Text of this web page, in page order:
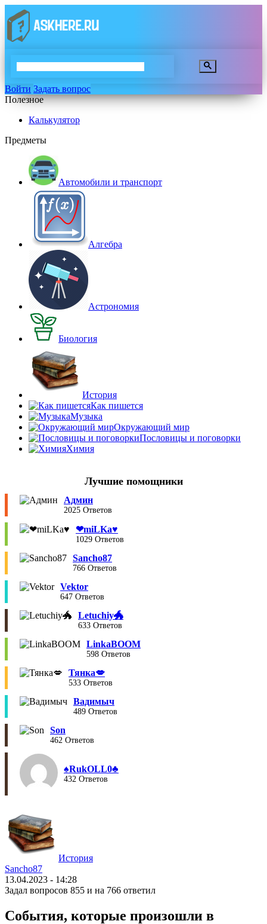
Войти Задать вопрос
Полезное
Калькулятор
Предметы
Автомобили и транспорт
Алгебра
Астрономия
Биология
История
Как пишется
Музыка
Окружающий мир
Пословицы и поговорки
Химия
Лучшие помощники
Админ
2025 Ответов
❤︎miLKa♥︎
1029 Ответов
Sancho87
766 Ответов
Vektor
647 Ответов
Letuchiy🐲
633 Ответов
LinkaBOOM
598 Ответов
Тянка💋
533 Ответов
Вадимыч
489 Ответов
Son
462 Ответов
♠︎RukOLL0♣︎
432 Ответов
История
Sancho87
13.04.2023 - 14:28
Задал вопросов 855 и на 766 ответил
События, которые произошли в